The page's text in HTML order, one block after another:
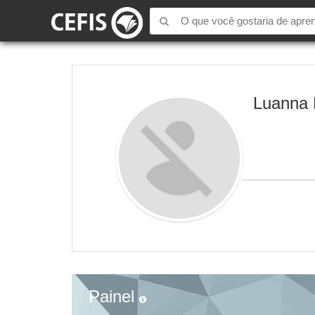
Luanna
Painel